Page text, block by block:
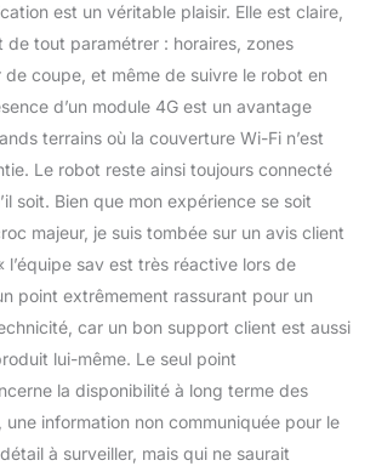
est un véritable plaisir. Elle est claire,
de tout paramétrer : horaires, zones
coupe, et même de suivre le robot en
d’un module 4G est un avantage
terrains où la couverture Wi-Fi n’est
Le robot reste ainsi toujours connecté
soit. Bien que mon expérience se soit
majeur, je suis tombée sur un avis client
l’équipe sav est très réactive lors de
point extrêmement rassurant pour un
car un bon support client est aussi
lui-même. Le seul point
la disponibilité à long terme des
information non communiquée pour le
à surveiller, mais qui ne saurait